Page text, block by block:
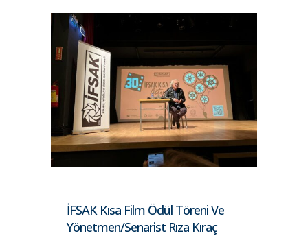
İFSAK Kısa Film Ödül Töreni Ve
Yönetmen/Senarist Rıza Kıraç